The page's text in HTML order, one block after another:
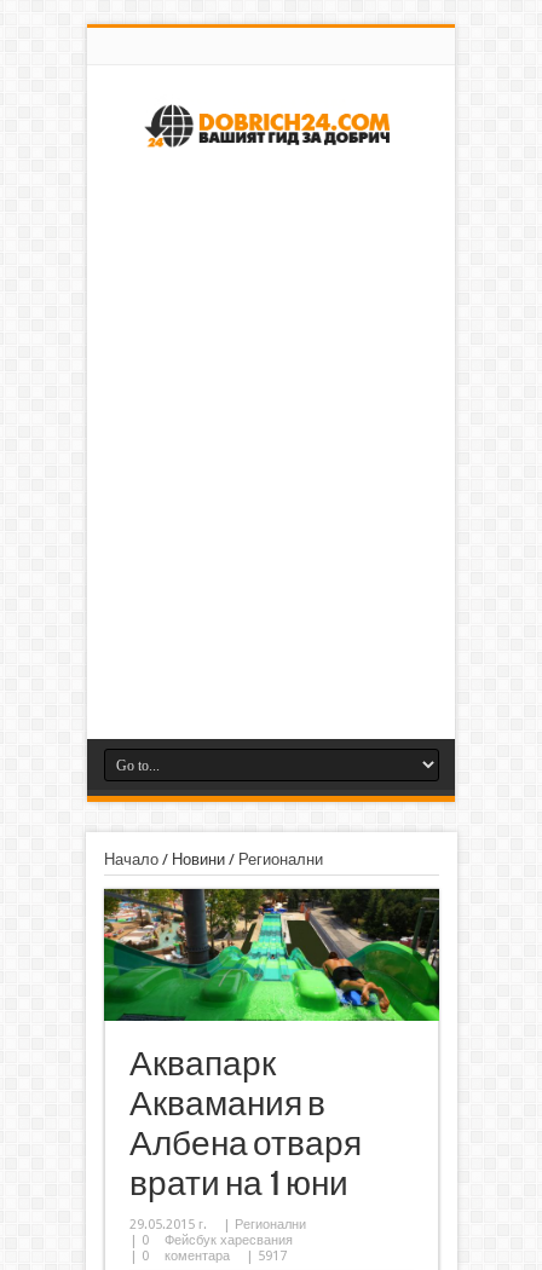
Начало/ Новини/ Регионални
Аквапарк
Аквамания в
Албена отваря
врати на 1 юни
29.05.2015 г. | Регионални
| 0
Фейсбук харесвания
| 0 коментара | 5917